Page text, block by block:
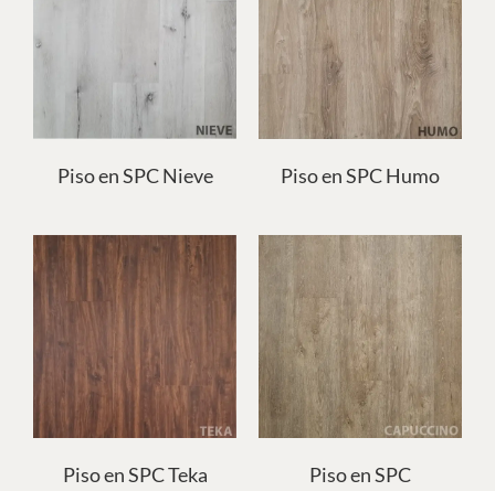
Piso en SPC Nieve Piso en SPC Humo
Piso en SPC Teka
Piso en SPC